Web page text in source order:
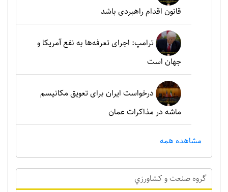
قانون اقدام راهبردی باشد
ترامپ: اجرای تعرفه‌ها به نفع آمریکا و
جهان است
درخواست ایران برای تعویق مکانیسم
ماشه در مذاکرات عمان
مشاهده همه
گروه صنعت و کشاورزي